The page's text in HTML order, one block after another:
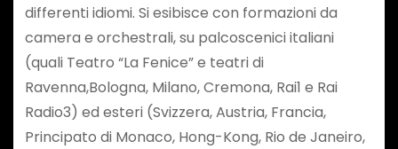
differenti idiomi. Si esibisce con formazioni da
camera e orchestrali, su palcoscenici italiani
(quali Teatro “La Fenice” e teatri di
Ravenna,Bologna, Milano, Cremona, Rai1 e Rai
Radio3) ed esteri (Svizzera, Austria, Francia,
Principato di Monaco, Hong-Kong, Rio de Janeiro,